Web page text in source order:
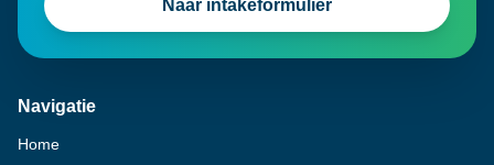
Naar intakeformulier
Navigatie
Home